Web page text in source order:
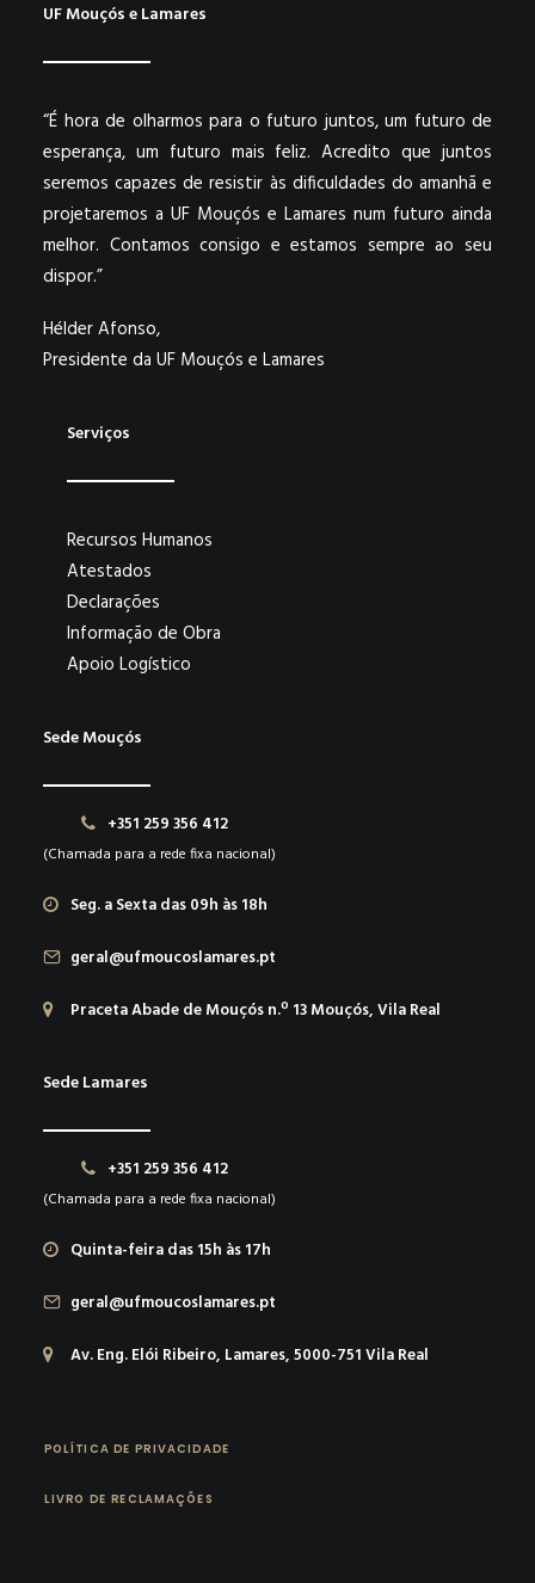
UF Mouçós e Lamares
“É hora de olharmos para o futuro juntos, um futuro de
esperança, um futuro mais feliz. Acredito que juntos
seremos capazes de resistir às dificuldades do amanhã e
projetaremos a UF Mouçós e Lamares num futuro ainda
melhor. Contamos consigo e estamos sempre ao seu
dispor.”
Hélder Afonso,
Presidente da UF Mouçós e Lamares
Serviços
Recursos Humanos
Atestados
Declarações
Informação de Obra
Apoio Logístico
Sede Mouçós
+351 259 356 412
(Chamada para a rede fixa nacional)
Seg. a Sexta das 09h às 18h
geral@ufmoucoslamares.pt
Praceta Abade de Mouçós n.º 13 Mouçós, Vila Real
Sede Lamares
+351 259 356 412
(Chamada para a rede fixa nacional)
Quinta-feira das 15h às 17h
geral@ufmoucoslamares.pt
Av. Eng. Elói Ribeiro, Lamares, 5000-751 Vila Real
POLÍTICA DE PRIVACIDADE
LIVRO DE RECLAMAÇÕES